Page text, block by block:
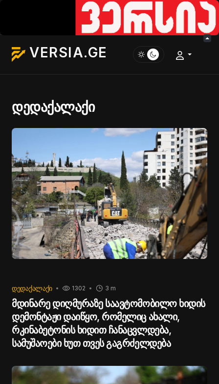
VERSIA.GE
დედაქალაქი
ᲓᲔᲓᲐᲥᲐᲚᲐᲥᲘ 3 m
1302
მდინარე დიღმურაზე საავტომობილო ხიდის
დემონტაჟი დაიწყო, რომელიც ახალი,
რკინაბეტონის ხიდით ჩანაცვლდება,
სამუშაოები ხუთ თვეს გაგრძელდება